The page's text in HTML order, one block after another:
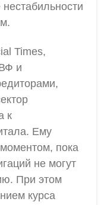
Times,
и
к
Ему
пока
не могут
При этом
курса